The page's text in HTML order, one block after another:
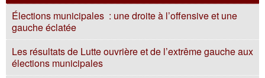
Élections municipales : une droite à l’offensive et une
gauche éclatée
Les résultats de Lutte ouvrière et de l’extrême gauche aux
élections municipales